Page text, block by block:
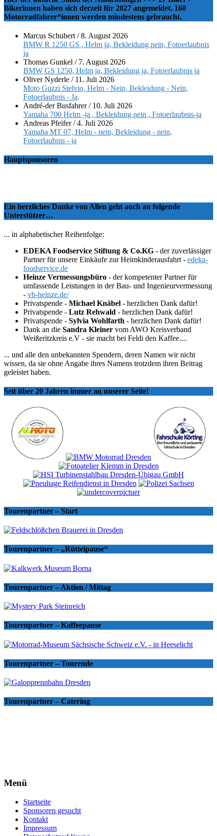
Bikerinnen haben sich derzeit für 2027 angemeldet. 160
Motorradfahrer*innen werden mindestens gebraucht.
Marcus Schubert /8. August 2026
BMW R 1250 GS , Helm ja, Bekleidung nein, Fotoerlaubnis
ja
Thomas Gunkel / 7. August 2026
BMW GS 1250, Helm ja, Bekleidung ja, Fotoerlaubnis ja
Oliver Nyderle / 11. Juli 2026
Moto Guzzi Stelvio, Helm - Nein, Bekleidung - Nein,
Fotoerlaubnis - Ja,
André-der Busfahrer/ 10. Juli 2026
Yamaha 700 Helm -ja , Bekleidung nein , Fotoerlaubnis-ja
Andreas Pfeifer/4. Juli 2026
Yamaha MT 07, Helm - nein, Bekleidung - nein,
Fotoerlaubnis - ja
Hauptsponsoren
Ein herzliches Danke von Allen geht auch an folgende
Unterstützer…
... in alphabetischer Reihenfolge:
EDEKA Foodservice Stiftung & Co.KG - der zuverlässiger
Partner für unsere Einkäufe zur Heimkinderausfahrt - edeka-
foodservice.de
Heinze Vermessungsbüro - der kompetenter Partner für
umfassende Leistungen in der Bau- und Ingenieurvermessung
- vb-heinze.de/
Privatspende - Michael Knäbel - herzlichen Dank dafür!
Privatspende - Lutz Rehwald - herzlichen Dank dafür!
Privatspende - Sylvia Wohlfarth - herzlichen Dank dafür!
Dank an die Sandra Kleiner vom AWO Kreisverband
Weißeritzkreis e.V - sie macht bei Feldi den Kaffee....
... und alle den unbekannten Spendern, deren Namen wir nicht
wissen, da sie ohne Angabe ihres Namens trotzdem ihren Beitrag
geleistet haben.
Seit über 20 Jahren immer an unserer Seite!
Tourenpartner – Start
Tourenpartner – „Rüttelpause“
Tourenpartner – Aktion / Mittag
Tourenpartner – Kaffeepause
Tourenpartner – Tourende
Tourenpartner – Catering
Menü
Startseite
Sponsoren gesucht
Kontakt
Impressum